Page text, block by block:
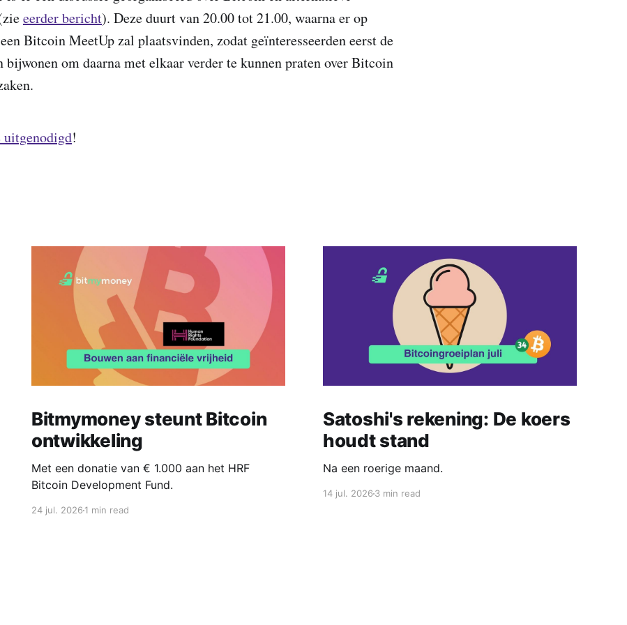
eerder bericht). Deze duurt van 20.00 tot 21.00, waarna er op
Bitcoin MeetUp zal plaatsvinden, zodat geïnteresseerden eerst de
bijwonen om daarna met elkaar verder te kunnen praten over Bitcoin
uitgenodigd!
Bitmymoney steunt Bitcoin
ontwikkeling
Met een donatie van € 1.000 aan het HRF
Bitcoin Development Fund.
24 jul. 20261 min read
Satoshi's rekening: De koers
houdt stand
Na een roerige maand.
14 jul. 20263 min read